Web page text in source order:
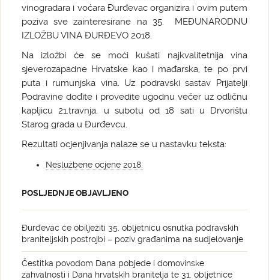
vinogradara i voćara Đurđevac organizira i ovim putem
poziva sve zainteresirane na 35. MEĐUNARODNU
IZLOŽBU VINA ĐURĐEVO 2018.
Na izložbi će se moći kušati najkvalitetnija vina
sjeverozapadne Hrvatske kao i mađarska, te po prvi
puta i rumunjska vina. Uz podravski sastav Prijatelji
Podravine dođite i provedite ugodnu večer uz odličnu
kapljicu 21.travnja, u subotu od 18 sati u Drvorištu
Starog grada u Đurđevcu.
Rezultati ocjenjivanja nalaze se u nastavku teksta:
Neslužbene ocjene 2018.
POSLJEDNJE OBJAVLJENO
Đurđevac će obilježiti 35. obljetnicu osnutka podravskih
braniteljskih postrojbi – poziv građanima na sudjelovanje
Čestitka povodom Dana pobjede i domovinske
zahvalnosti i Dana hrvatskih branitelja te 31. obljetnice